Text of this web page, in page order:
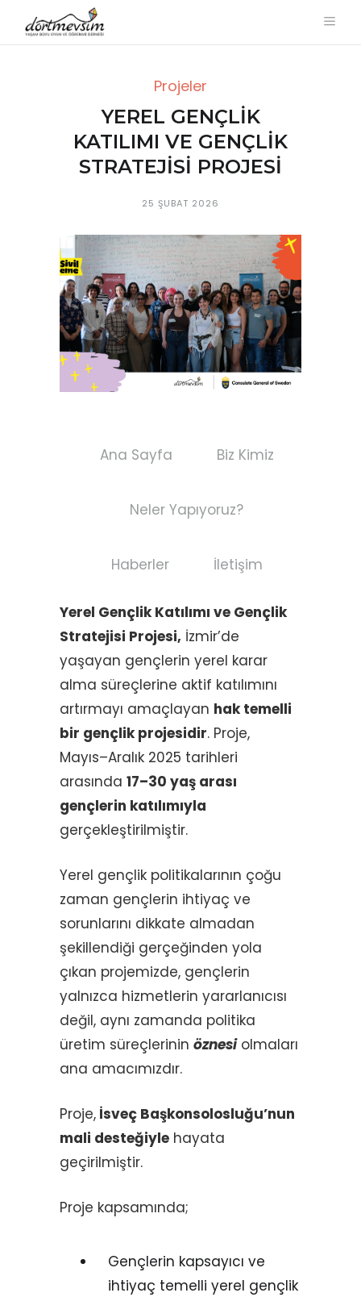
Projeler
YEREL GENÇLIK
KATILIMI VE GENÇLIK
STRATEJISI PROJESI
25 ŞUBAT 2026
Ana Sayfa Biz Kimiz
Neler Yapıyoruz?
Haberler İletişim
Yerel Gençlik Katılımı ve Gençlik
Stratejisi Projesi, İzmir’de
yaşayan gençlerin yerel karar
alma süreçlerine aktif katılımını
artırmayı amaçlayan hak temelli
bir gençlik projesidir. Proje,
Mayıs–Aralık 2025 tarihleri
arasında 17–30 yaş arası
gençlerin katılımıyla
gerçekleştirilmiştir.
Yerel gençlik politikalarının çoğu
zaman gençlerin ihtiyaç ve
sorunlarını dikkate almadan
şekillendiği gerçeğinden yola
çıkan projemizde, gençlerin
yalnızca hizmetlerin yararlanıcısı
değil, aynı zamanda politika
üretim süreçlerinin öznesiolmaları
ana amacımızdır.
Proje, İsveç Başkonsolosluğu’nun
mali desteğiyle hayata
geçirilmiştir.
Proje kapsamında;
Gençlerin kapsayıcı ve
ihtiyaç temelli yerel gençlik